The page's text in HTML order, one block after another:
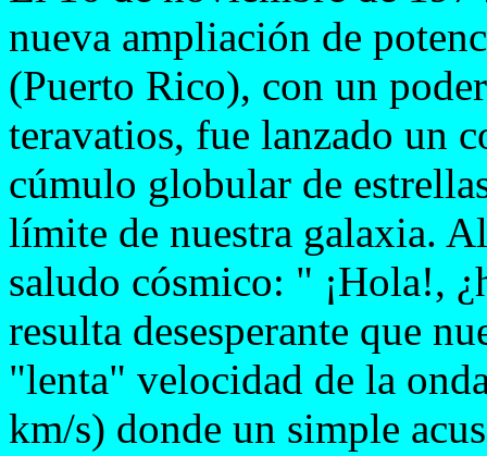
nueva ampliación de
(Puerto Rico), con un
teravatios, fue lanzado un
cúmulo globular de
límite de nuestra galaxia.
saludo cósmico: " ¡Hola!,
resulta desesperante que
"lenta" velocidad de la
km/s) donde un simple